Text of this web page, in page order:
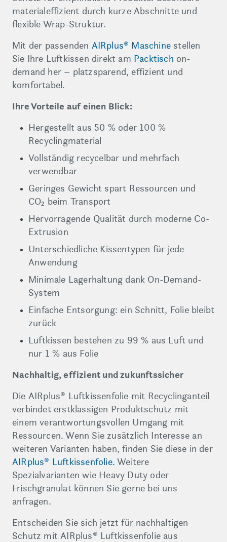
materialeffizient durch kurze Abschnitte und
flexible Wrap-Struktur.
Mit der passenden AIRplus® Maschine stellen
Sie Ihre Luftkissen direkt am Packtisch on-
demand her – platzsparend, effizient und
komfortabel.
Ihre Vorteile auf einen Blick:
Hergestellt aus 50 % oder 100 %
Recyclingmaterial
Vollständig recycelbar und mehrfach
verwendbar
Geringes Gewicht spart Ressourcen und
CO₂ beim Transport
Hervorragende Qualität durch moderne Co-
Extrusion
Unterschiedliche Kissentypen für jede
Anwendung
Minimale Lagerhaltung dank On-Demand-
System
Einfache Entsorgung: ein Schnitt, Folie bleibt
zurück
Luftkissen bestehen zu 99 % aus Luft und
nur 1 % aus Folie
Nachhaltig, effizient und zukunftssicher
Die AIRplus® Luftkissenfolie mit Recyclinganteil
verbindet erstklassigen Produktschutz mit
einem verantwortungsvollen Umgang mit
Ressourcen. Wenn Sie zusätzlich Interesse an
weiteren Varianten haben, finden Sie diese in der
AIRplus® Luftkissenfolie. Weitere
Spezialvarianten wie Heavy Duty oder
Frischgranulat können Sie gerne bei uns
anfragen.
Entscheiden Sie sich jetzt für nachhaltigen
Schutz mit AIRplus® Luftkissenfolie aus